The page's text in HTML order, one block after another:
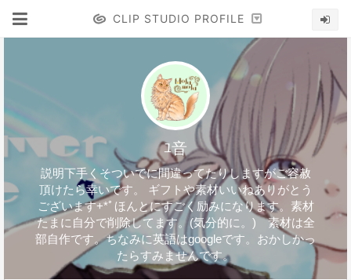
CLIP STUDIO PROFILE
ﾕ音
説明下手くそついでに間違ってたりしますがご容赦
頂けたら幸いです。 ギフトや素材いいねありがとう
ございます+*ﾟほんとにすごく励みになります。素材
たまに自分で削除してます。(気分的に。) 素材は全
部自作です。ちなみに英語はgoogleです。おかしかっ
たらすみませんです。